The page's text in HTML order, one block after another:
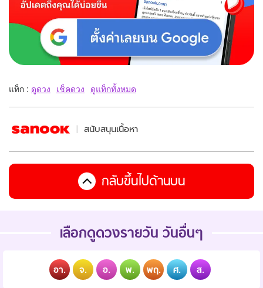
แท็ก : ดูดวง เช็คดวง ดูแท็กทั้งหมด
สนับสนุนเนื้อหา
กลับขึ้นไปด้านบน
เลือกดูดวงรายวัน วันอื่นๆ
อา. จ. อ. พ. พฤ. ศ. ส.